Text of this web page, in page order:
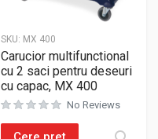
SKU: MX 400
Carucior multifunctional
cu 2 saci pentru deseuri
cu capac, MX 400
No Reviews